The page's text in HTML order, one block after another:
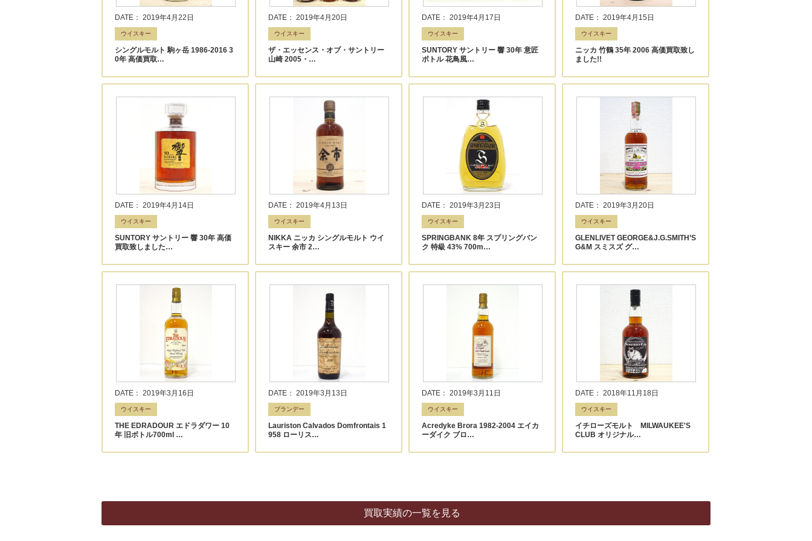
DATE： 2019年4月22日
ウイスキー
シングルモルト 駒ヶ岳 1986-2016 3
0年 高価買取…
DATE： 2019年4月20日
ウイスキー
ザ・エッセンス・オブ・サントリー
山崎 2005・…
DATE： 2019年4月17日
ウイスキー
SUNTORY サントリー 響 30年 意匠
ボトル 花鳥風…
DATE： 2019年4月15日
ウイスキー
ニッカ 竹鶴 35年 2006 高価買取致し
ました!!
DATE： 2019年4月14日
ウイスキー
SUNTORY サントリー 響 30年 高価
買取致しました…
DATE： 2019年4月13日
ウイスキー
NIKKA ニッカ シングルモルト ウイ
スキー 余市 2…
DATE： 2019年3月23日
ウイスキー
SPRINGBANK 8年 スプリングバン
ク 特級 43% 700m…
DATE： 2019年3月20日
ウイスキー
GLENLIVET GEORGE&J.G.SMITH’S
G&M スミスズ グ…
DATE： 2019年3月16日
ウイスキー
THE EDRADOUR エドラダワー 10
年 旧ボトル700ml …
DATE： 2019年3月13日
ブランデー
Lauriston Calvados Domfrontais 1
958 ローリス…
DATE： 2019年3月11日
ウイスキー
Acredyke Brora 1982-2004 エイカ
ーダイク ブロ…
DATE： 2018年11月18日
ウイスキー
イチローズモルト MILWAUKEE'S
CLUB オリジナル…
買取実績の一覧を見る